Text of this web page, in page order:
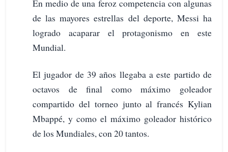
En medio de una feroz competencia con algunas
de las mayores estrellas del deporte, Messi ha
logrado acaparar el protagonismo en este
Mundial.
El jugador de 39 años llegaba a este partido de
octavos de final como máximo goleador
compartido del torneo junto al francés Kylian
Mbappé, y como el máximo goleador histórico
de los Mundiales, con 20 tantos.